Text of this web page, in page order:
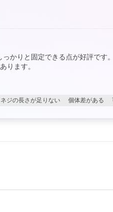
かりと固定できる点が好評です
ります。
ネジの長さが足りない 個体差がある